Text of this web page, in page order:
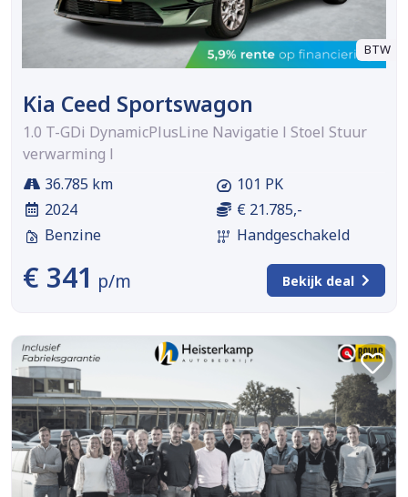
BTW
Kia Ceed Sportswagon
1.0 T-GDi DynamicPlusLine Navigatie l Stoel Stuur
verwarming l
36.785 km
2024
Benzine
101 PK
€ 21.785,-
Handgeschakeld
€ 341 p/m Bekijk deal